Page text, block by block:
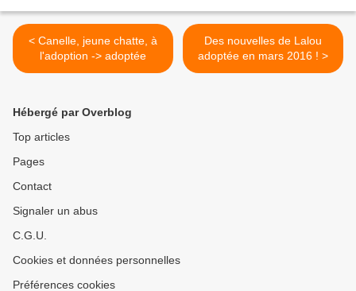
< Canelle, jeune chatte, à
l'adoption -> adoptée
Des nouvelles de Lalou
adoptée en mars 2016 ! >
Hébergé par Overblog
Top articles
Pages
Contact
Signaler un abus
C.G.U.
Cookies et données personnelles
Préférences cookies